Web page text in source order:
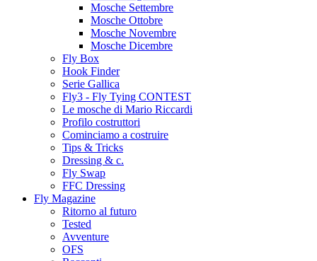
Mosche Settembre
Mosche Ottobre
Mosche Novembre
Mosche Dicembre
Fly Box
Hook Finder
Serie Gallica
Fly3 - Fly Tying CONTEST
Le mosche di Mario Riccardi
Profilo costruttori
Cominciamo a costruire
Tips & Tricks
Dressing & c.
Fly Swap
FFC Dressing
Fly Magazine
Ritorno al futuro
Tested
Avventure
OFS